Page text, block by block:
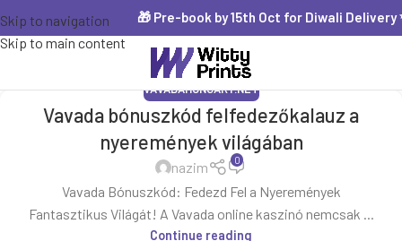
Skip to navigation
Skip to main content
🎁 Pre-book by 15th Oct for Diwali Delivery
VAVADAHUNGARY.NET
Vavada bónuszkód felfedezőkalauz a
nyeremények világában
nazim 0
Vavada Bónuszkód: Fedezd Fel a Nyeremények
Fantasztikus Világát! A Vavada online kaszinó nemcsak ...
Continue reading